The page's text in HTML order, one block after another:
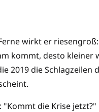
wirkt er
kommt, desto
2019 die
die Krise